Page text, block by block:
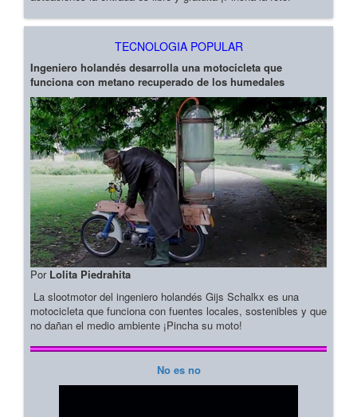
TECNOLOGIA POPULAR
Ingeniero holandés desarrolla una motocicleta que
funciona con metano recuperado de los humedales
Por Lolita Piedrahita
La slootmotor del ingeniero holandés Gijs Schalkx es una
motocicleta que funciona con fuentes locales, sostenibles y que
no dañan el medio ambiente ¡Pincha su moto!
No es no